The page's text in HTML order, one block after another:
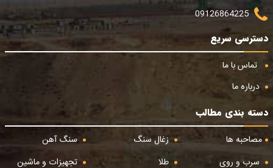
09126864225
دسترسی سریع
تماس با ما
درباره ما
دسته بندی مطالب
مصاحبه ها
زغال سنگ
سنگ آهن
سرب و روی
طلا تجهیزات و ماشین